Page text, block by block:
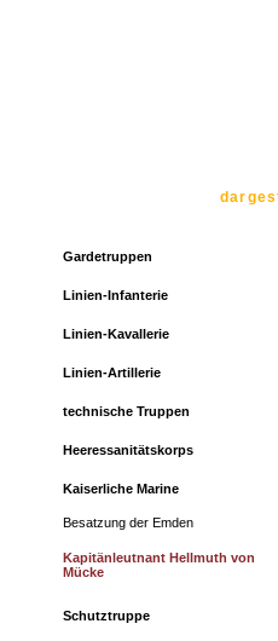
Gardetruppen
Linien-Infanterie
Linien-Kavallerie
Linien-Artillerie
technische Truppen
Heeressanitätskorps
Kaiserliche Marine
Besatzung der Emden
Kapitänleutnant Hellmuth von
Mücke
Schutztruppe